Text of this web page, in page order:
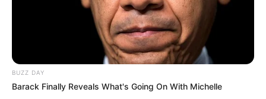
BUZZ DAY
Barack Finally Reveals What's Going On With Michelle